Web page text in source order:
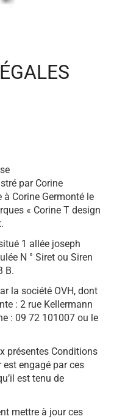
par Corine
Corine Germonté le
« Corine T design
1 allée joseph
N ° Siret ou Siren
B.
la société OVH, dont
: 2 rue Kellermann
: 09 72 101007 ou le
présentes Conditions
est engagé par ces
est tenu de
mettre à jour ces